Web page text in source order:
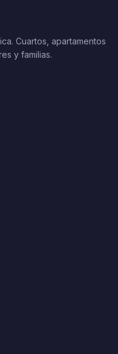
Cuartos, apartamentos
y familias.